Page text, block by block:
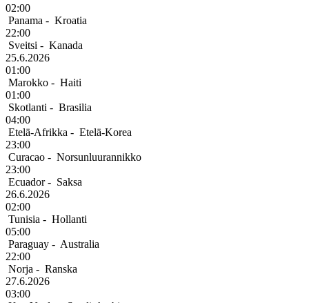
02:00
Panama - Kroatia
22:00
Sveitsi - Kanada
25.6.2026
01:00
Marokko - Haiti
01:00
Skotlanti - Brasilia
04:00
Etelä-Afrikka - Etelä-Korea
23:00
Curacao - Norsunluurannikko
23:00
Ecuador- Saksa
26.6.2026
02:00
Tunisia - Hollanti
05:00
Paraguay - Australia
22:00
Norja - Ranska
27.6.2026
03:00